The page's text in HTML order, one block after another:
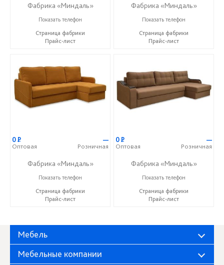
Фабрика «Миндаль»
+7 (927) 630-62-82
Показать телефон
Страница фабрики
Прайс-лист
Фабрика «Миндаль»
+7 (927) 630-62-82
Показать телефон
Страница фабрики
Прайс-лист
0Р
Оптовая
—
Розничная
Фабрика «Миндаль»
+7 (927) 630-62-82
Показать телефон
Страница фабрики
Прайс-лист
0Р
Оптовая
—
Розничная
Фабрика «Миндаль»
+7 (927) 630-62-82
Показать телефон
Страница фабрики
Прайс-лист
Мебель
Мебельные компании